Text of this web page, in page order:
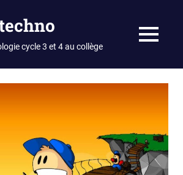
cycle 3 et 4 au collège MENU